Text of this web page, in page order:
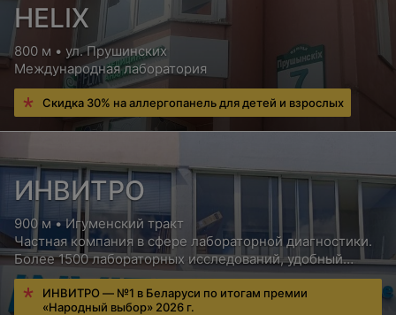
HELIX
800 м • ул. Прушинских
Международная лаборатория
Скидка 30% на аллергопанель для детей и взрослых
ИНВИТРО
900 м • Игуменский тракт
Частная компания в сфере лабораторной диагностики.
Более 1500 лабораторных исследований, удобный
сервис для пациентов, бесплатная консультация врача
ИНВИТРО — №1 в Беларуси по итогам премии
«Народный выбор» 2026 г.